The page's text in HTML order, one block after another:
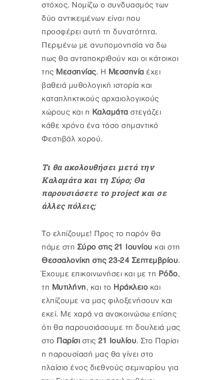
στόχος. Νομίζω ο συνδυασμός των
δύο αντικειμένων είναι που
προσφέρει αυτή τη δυνατότητα.
Περιμένω με ανυπομονησία να δω
πως θα ανταποκριθούν και οι κάτοικοι
της Μεσσηνίας. Η Μεσσηνία έχει
βαθειά μυθολογική ιστορία και
καταπληκτικούς αρχαιολογικούς
χώρους και η Καλαμάτα στεγάζει
κάθε χρόνο ένα τόσο σημαντικό
Φεστιβάλ χορού.
Τι θα ακολουθήσει μετά την
Καλαμάτα και τη Σύρο; Θα
παρουσιάσετε το project και σε
άλλες πόλεις;
Το ελπίζουμε! Προς το παρόν θα
πάμε στη Σύρο στις 21 Ιουνίου και στη
Θεσσαλονίκη στις 23-24 Σεπτεμβρίου.
Έχουμε επικοινωνήσει και με τη Ρόδο,
τη Μυτιλήνη, και το Ηράκλειο και
ελπίζουμε να μας φιλοξενήσουν και
εκεί. Με χαρά να ανακοινώσω επίσης
ότι θα παρουσιάσουμε τη δουλειά μας
στο Παρίσι στις 21 Ιουλίου. Στο Παρίσι
η παρουσίασή μας θα γίνει στο
πλαίσιο ένος διεθνούς σεμιναρίου για